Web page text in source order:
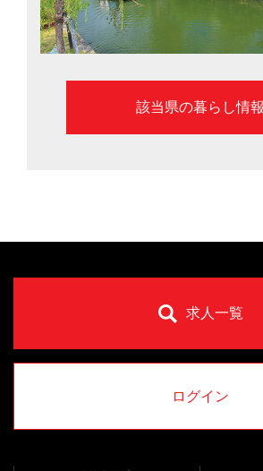
る際に役立つ情報を掲載しています
該当県の暮らし情報
求人一覧
ログイン